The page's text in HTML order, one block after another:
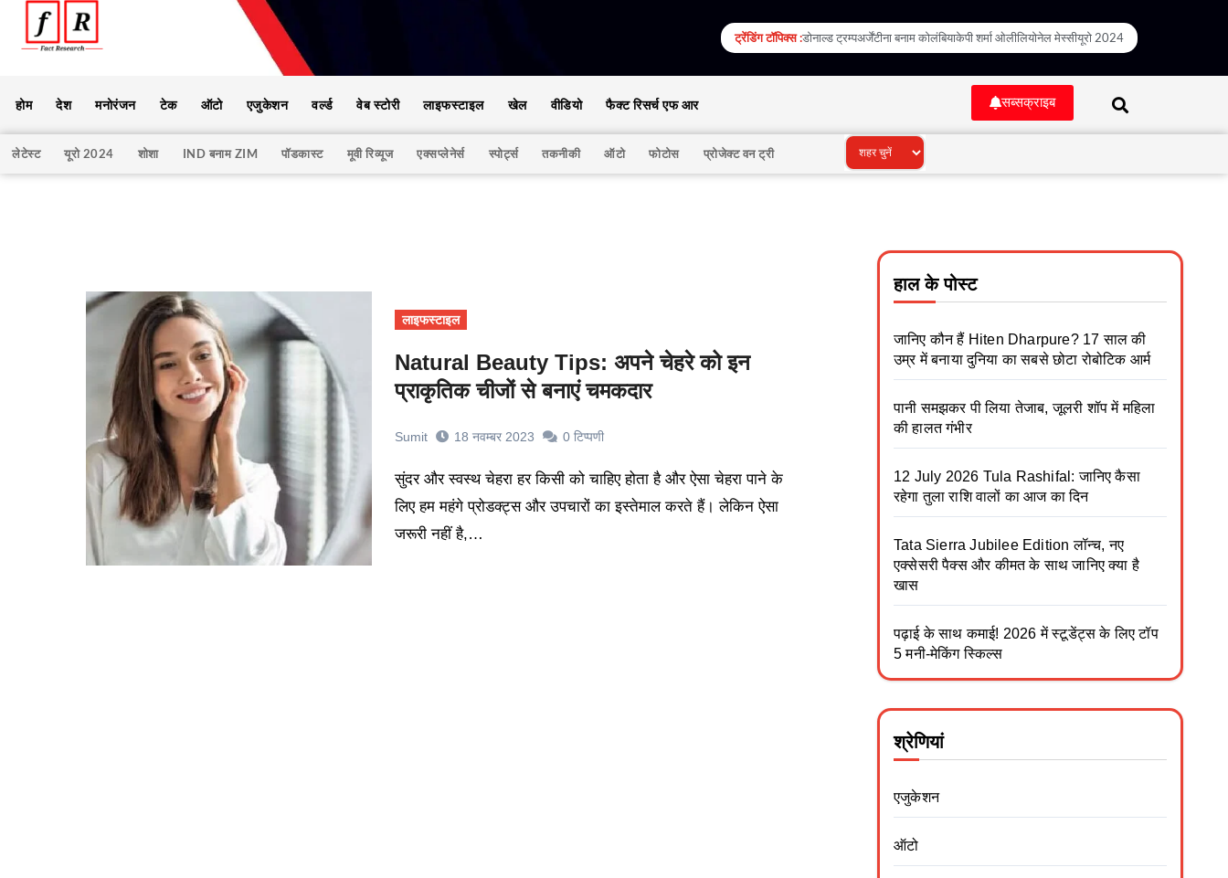
ट्रेंडिंग टॉपिक्स :डोनाल्ड ट्रम्पअर्जेंटीना बनाम कोलंबियाकेपी शर्मा ओलीलियोनेल मेस्सीयूरो 2024
होम देश मनोरंजन टेक ऑटो एजुकेशन वर्ल्ड वेब स्टोरी लाइफस्टाइल खेल वीडियो फैक्ट रिसर्च एफ आर सब्सक्राइब
लेटेस्ट यूरो 2024 शोशा IND बनाम ZIM पॉडकास्ट मूवी रिव्यूज एक्सप्लेनेर्स स्पोर्ट्स तकनीकी ऑटो फोटोस प्रोजेक्ट वन ट्री
लाइफस्टाइल
Natural Beauty Tips: अपने चेहरे को इन
प्राकृतिक चीजों से बनाएं चमकदार
Sumit 18 नवम्बर 2023 0 टिप्पणी
सुंदर और स्वस्थ चेहरा हर किसी को चाहिए होता है और ऐसा चेहरा पाने के
लिए हम महंगे प्रोडक्ट्स और उपचारों का इस्तेमाल करते हैं। लेकिन ऐसा
जरूरी नहीं है,…
हाल के पोस्ट
जानिए कौन हैं Hiten Dharpure? 17 साल की
उम्र में बनाया दुनिया का सबसे छोटा रोबोटिक आर्म
पानी समझकर पी लिया तेजाब, जूलरी शॉप में महिला
की हालत गंभीर
12 July 2026 Tula Rashifal: जानिए कैसा
रहेगा तुला राशि वालों का आज का दिन
Tata Sierra Jubilee Edition लॉन्च, नए
एक्सेसरी पैक्स और कीमत के साथ जानिए क्या है
खास
पढ़ाई के साथ कमाई! 2026 में स्टूडेंट्स के लिए टॉप
5 मनी-मेकिंग स्किल्स
श्रेणियां
एजुकेशन
ऑटो